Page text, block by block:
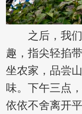
之后，我们
趣，指尖轻掐
坐农家，品尝
味。下午三点
依依不舍离开平